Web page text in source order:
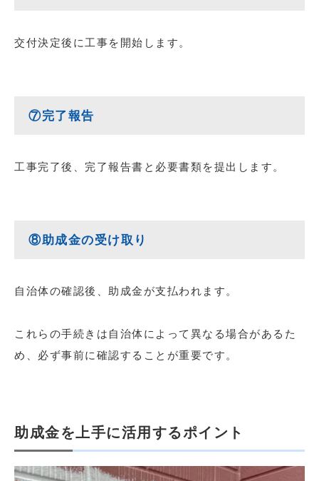
交付決定後に工事を開始します。
⑦完了報告
工事完了後、完了報告書と必要書類を提出します。
⑧助成金の受け取り
自治体の確認後、助成金が支払われます。
これらの手続きは自治体によって異なる場合があるた
め、必ず事前に確認することが重要です。
助成金を上手に活用するポイント